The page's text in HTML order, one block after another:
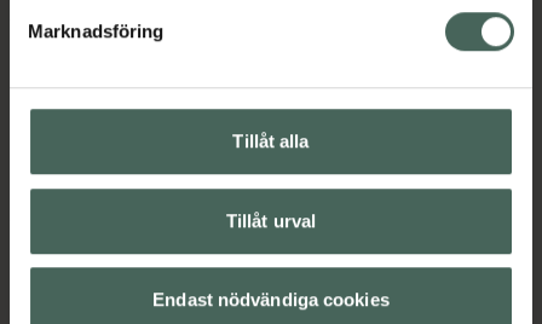
Marknadsföring
Tillåt alla
Tillåt urval
Endast nödvändiga cookies
syd till Lappland i norr, och online i mobilen och på
datorn. Oavsett vem du är så är det vårt uppdrag att
med oss.
Kundservice
Kontakta oss
Hitta apotek
Leverans, betalning och retur